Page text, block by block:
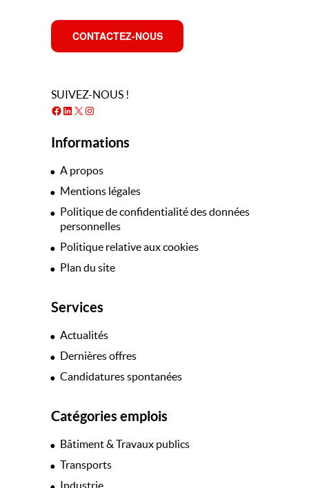
CONTACTEZ-NOUS
SUIVEZ-NOUS !
Facebook
LinkedIn
X Instagram
Informations
A propos
Mentions légales
Politique de confidentialité des données
personnelles
Politique relative aux cookies
Plan du site
Services
Actualités
Dernières offres
Candidatures spontanées
Catégories emplois
Bâtiment & Travaux publics
Transports
Industrie